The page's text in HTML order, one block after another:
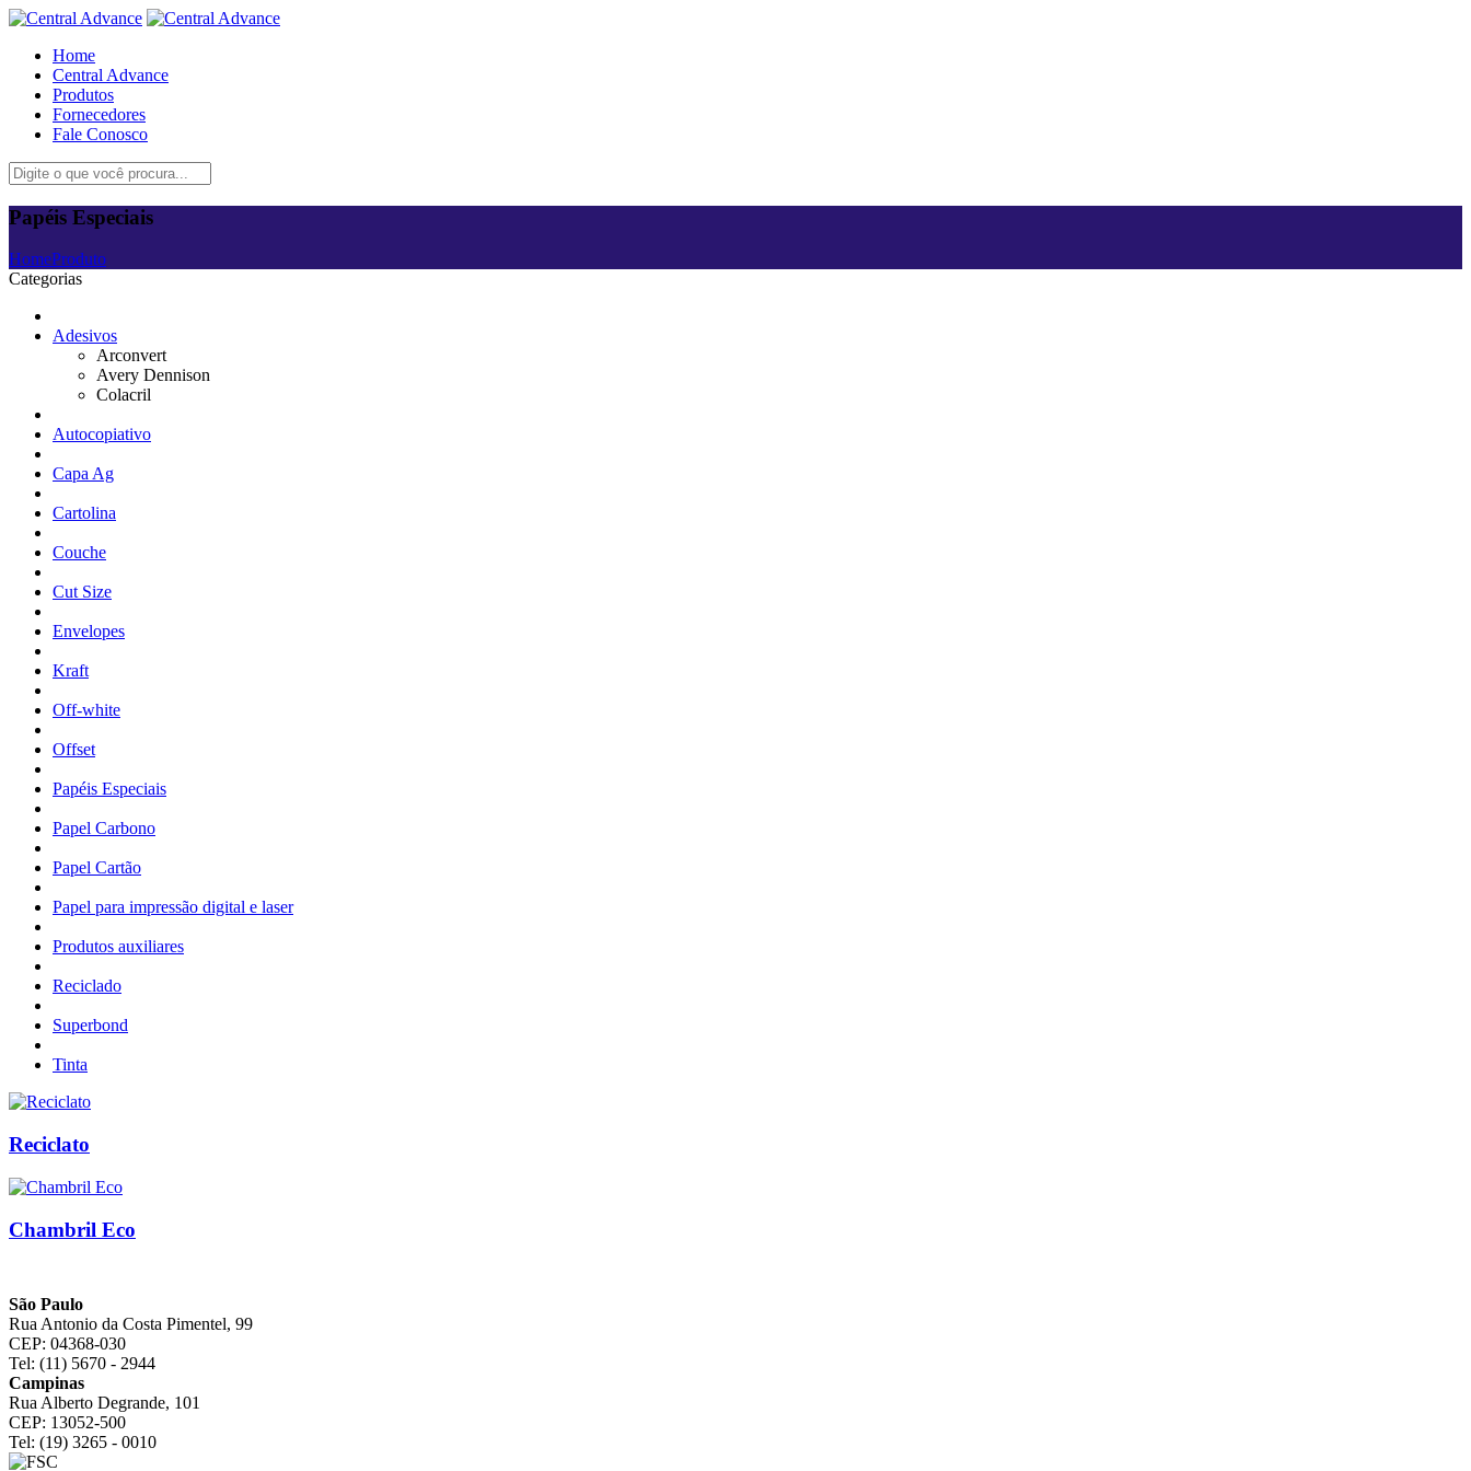
Home
Central Advance
Produtos
Fornecedores
Fale Conosco
Papéis Especiais
HomeProduto
Categorias
Adesivos
Arconvert
Avery Dennison
Colacril
Autocopiativo
Capa Ag
Cartolina
Couche
Cut Size
Envelopes
Kraft
Off-white
Offset
Papéis Especiais
Papel Carbono
Papel Cartão
Papel para impressão digital e laser
Produtos auxiliares
Reciclado
Superbond
Tinta
Reciclato
Chambril Eco
São Paulo
Rua Antonio da Costa Pimentel, 99
CEP: 04368-030
Tel: (11) 5670 - 2944
Campinas
Rua Alberto Degrande, 101
CEP: 13052-500
Tel: (19) 3265 - 0010